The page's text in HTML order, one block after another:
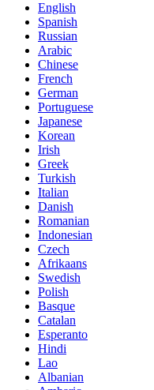
English
Spanish
Russian
Arabic
Chinese
French
German
Portuguese
Japanese
Korean
Irish
Greek
Turkish
Italian
Danish
Romanian
Indonesian
Czech
Afrikaans
Swedish
Polish
Basque
Catalan
Esperanto
Hindi
Lao
Albanian